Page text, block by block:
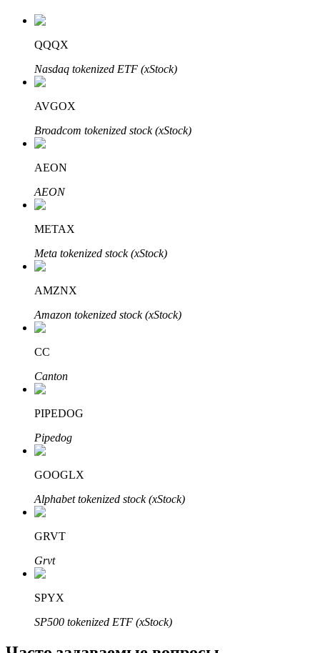
Авто Инвест
Получите долгосрочную прибыль и гибкие проценты
Изучите стейкинг
Узнайте о пассивном доходе
Bitrue Партнеры
Партнеры Bitrue
QQQX
Nasdaq tokenized ETF (xStock)
AVGOX
Broadcom tokenized stock (xStock)
AEON
AEON
METAX
Meta tokenized stock (xStock)
AMZNX
Amazon tokenized stock (xStock)
CC
Canton
PIPEDOG
Pipedog
GOOGLX
Alphabet tokenized stock (xStock)
GRVT
Grvt
SPYX
SP500 tokenized ETF (xStock)